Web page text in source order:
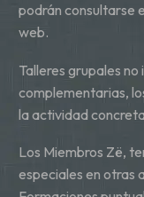
podrán consultarse
web.
Talleres grupales
complementarias,
la actividad
Los Miembros Zë,
especiales en otras